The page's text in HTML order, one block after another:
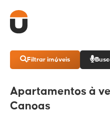
Filtrar imóveis
Apartamentos à
Canoas